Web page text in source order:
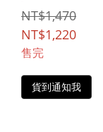
NT$1,470
NT$1,220
售完
貨到通知我